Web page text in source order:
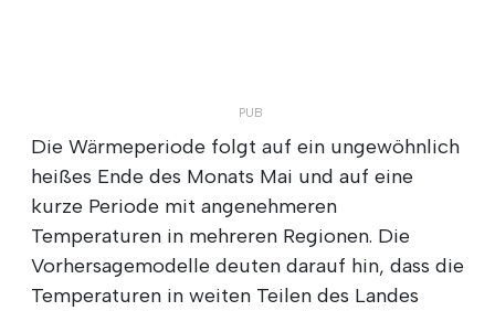
Die Wärmeperiode folgt auf ein ungewöhnlich
heißes Ende des Monats Mai und auf eine
kurze Periode mit angenehmeren
Temperaturen in mehreren Regionen. Die
Vorhersagemodelle deuten darauf hin, dass die
Temperaturen in weiten Teilen des Landes